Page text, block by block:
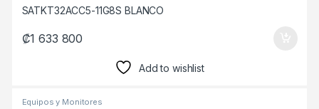
₡1 633 800
Add to wishlist
Equipos y Monitores